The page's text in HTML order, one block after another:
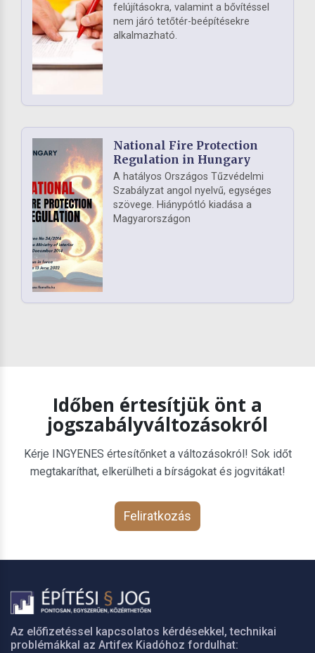
felújításokra, valamint a bővítéssel
nem járó tetőtér-beépítésekre
alkalmazható.
National Fire Protection
Regulation in Hungary
A hatályos Országos Tűzvédelmi
Szabályzat angol nyelvű, egységes
szövege. Hiánypótló kiadása a
Magyarországon
Időben értesítjük önt a
jogszabályváltozásokról
Kérje INGYENES értesítőnket a változásokról! Sok időt
megtakaríthat, elkerülheti a bírságokat és jogvitákat!
Feliratkozás
Az előfizetéssel kapcsolatos kérdésekkel, technikai
problémákkal az Artifex Kiadóhoz fordulhat: